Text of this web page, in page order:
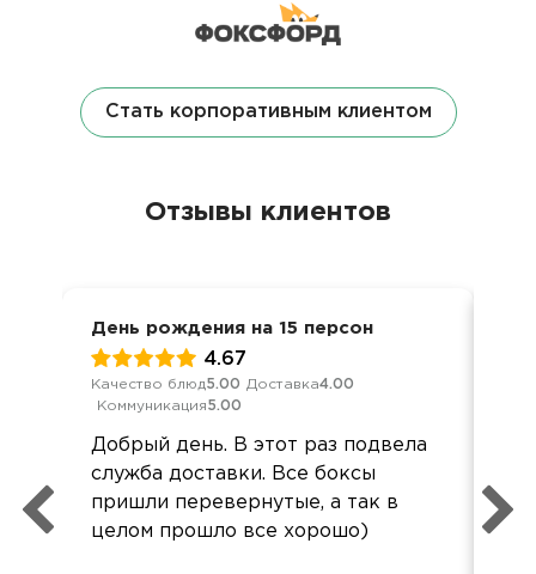
Стать корпоративным клиентом
Отзывы клиентов
День рождения на 15 персон
4.67
Качество блюд5.00 Доставка4.00
Коммуникация5.00
Добрый день. В этот раз подвела
служба доставки. Все боксы
пришли перевернутые, а так в
целом прошло все хорошо)